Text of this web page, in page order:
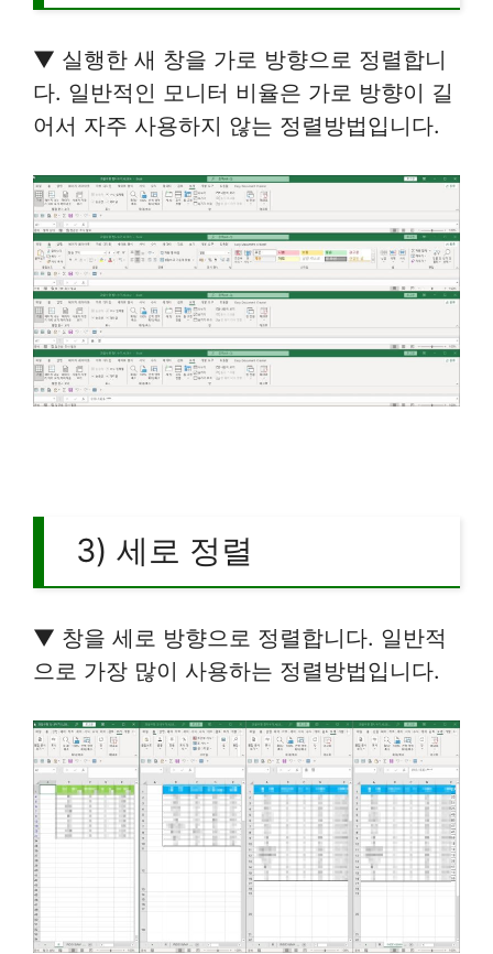
▼ 실행한 새 창을 가로 방향으로 정렬합니
다. 일반적인 모니터 비율은 가로 방향이 길
어서 자주 사용하지 않는 정렬방법입니다.
3) 세로 정렬
▼ 창을 세로 방향으로 정렬합니다. 일반적
으로 가장 많이 사용하는 정렬방법입니다.